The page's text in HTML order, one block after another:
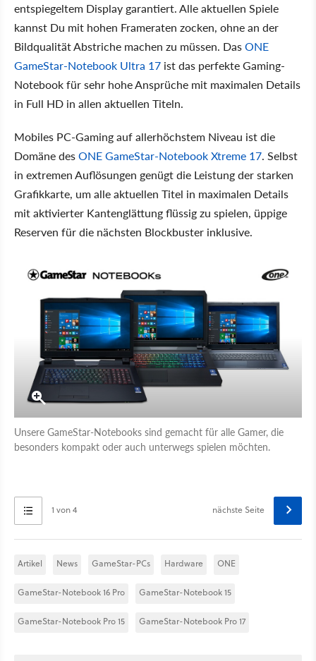
entspiegeltem Display garantiert. Alle aktuellen Spiele
kannst Du mit hohen Frameraten zocken, ohne an der
Bildqualität Abstriche machen zu müssen. DasONE
GameStar-Notebook Ultra 17 ist das perfekte Gaming-
Notebook für sehr hohe Ansprüche mit maximalen Details
in Full HD in allen aktuellen Titeln.
Mobiles PC-Gaming auf allerhöchstem Niveau ist die
Domäne desONE GameStar-Notebook Xtreme 17. Selbst
in extremen Auflösungen genügt die Leistung der starken
Grafikkarte, um alle aktuellen Titel in maximalen Details
mit aktivierter Kantenglättung flüssig zu spielen, üppige
Reserven für die nächsten Blockbuster inklusive.
Unsere GameStar-Notebooks sind gemacht für alle Gamer, die
besonders kompakt oder auch unterwegs spielen möchten.
1 von 4 nächste Seite
Artikel News GameStar-PCs Hardware ONE
GameStar-Notebook 16 Pro GameStar-Notebook 15
GameStar-Notebook Pro 15 GameStar-Notebook Pro 17